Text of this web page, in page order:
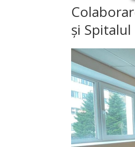
și Spitalul
Octombrie